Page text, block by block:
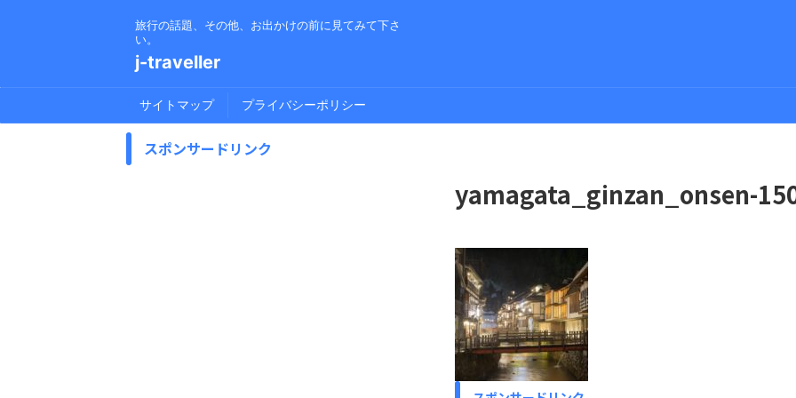
旅行の話題、その他、お出かけの前に見てみて下さ
い。
j-traveller
サイトマップ プライバシーポリシー
yamagata_ginzan_onsen-
スポンサードリンク